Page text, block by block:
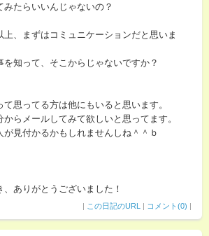
たらいいんじゃないの？
上、まずはコミュニケーションだと思いま
を知って、そこからじゃないですか？
て思ってる方は他にもいると思います。
らメールしてみて欲しいと思ってます。
が見付かるかもしれませんしね＾＾ｂ
ありがとうございました！
| この日記のURL | コメント(0) |